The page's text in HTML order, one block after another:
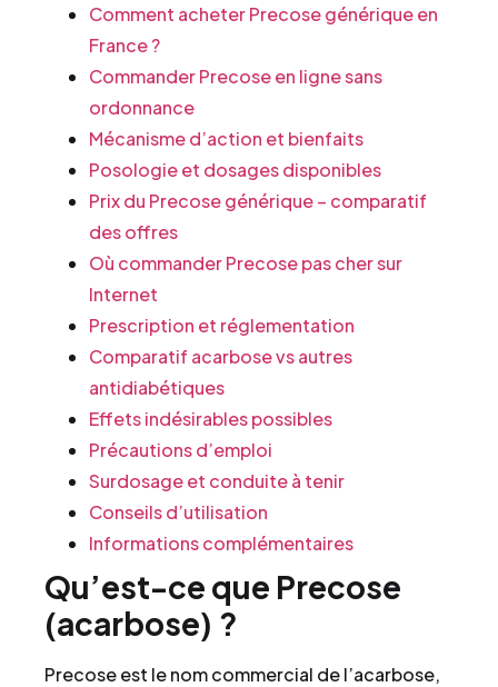
Comment acheter Precose générique en
France ?
Commander Precose en ligne sans
ordonnance
Mécanisme d’action et bienfaits
Posologie et dosages disponibles
Prix du Precose générique – comparatif
des offres
Où commander Precose pas cher sur
Internet
Prescription et réglementation
Comparatif acarbose vs autres
antidiabétiques
Effets indésirables possibles
Précautions d’emploi
Surdosage et conduite à tenir
Conseils d’utilisation
Informations complémentaires
Qu’est-ce que Precose
(acarbose) ?
Precose est le nom commercial de l’acarbose,